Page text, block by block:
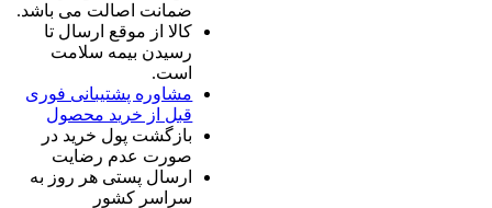
ضمانت اصالت می باشد.
کالا از موقع ارسال تا
رسیدن بیمه سلامت
است.
مشاوره پشتیبانی فوری
قبل از خرید محصول
بازگشت پول خرید در
صورت عدم رضایت
ارسال پستی هر روز به
سراسر کشور